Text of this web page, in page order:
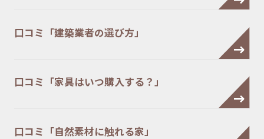
口コミ「建築業者の選び方」
口コミ「家具はいつ購入する？」
口コミ「自然素材に触れる家」